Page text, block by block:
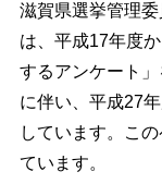
滋賀県選挙管理
は、平成17年度
するアンケート
に伴い、平成27
しています。こ
ています。